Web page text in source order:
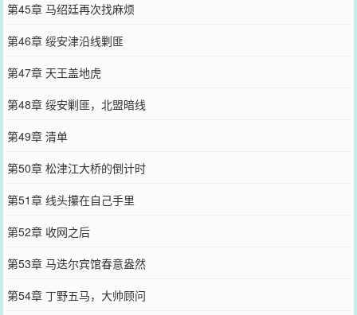
第45章 马绍廷再次找麻烦
第46章 绥安津沿线剿匪
第47章 天王盖地虎
第48章 绥安剿匪，北盟暗线
第49章 清单
第50章 松津江大桥的倒计时
第51章 线头攥在自己手里
第52章 收网之后
第53章 马迭尔宾馆春意盎然
第54章 丁野五马，大帅顾问